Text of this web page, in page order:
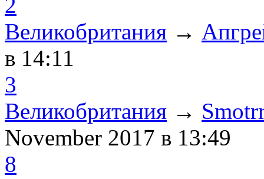
2
Великобритания →
в 14:11
3
Великобритания →
November 2017 в 13:49
8